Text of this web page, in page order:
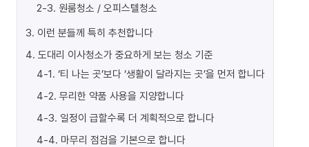
2-3. 원룸청소 / 오피스텔청소
3. 이런 분들께 특히 추천합니다
4. 도대리 이사청소가 중요하게 보는 청소 기준
4-1. ‘티 나는 곳’보다 ‘생활이 달라지는 곳’을 먼저 합니다
4-2. 무리한 약품 사용을 지양합니다
4-3. 일정이 급할수록 더 계획적으로 합니다
4-4. 마무리 점검을 기본으로 합니다